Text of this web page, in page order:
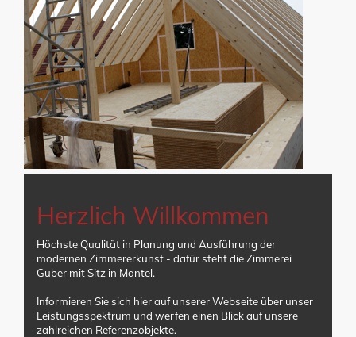
Herzlich Willkommen
Höchste Qualität in Planung und Ausführung der
modernen Zimmererkunst - dafür steht die Zimmerei
Guber mit Sitz in Mantel.
Informieren Sie sich hier auf unserer Webseite über unser
Leistungsspektrum und werfen einen Blick auf unsere
zahlreichen Referenzobjekte.